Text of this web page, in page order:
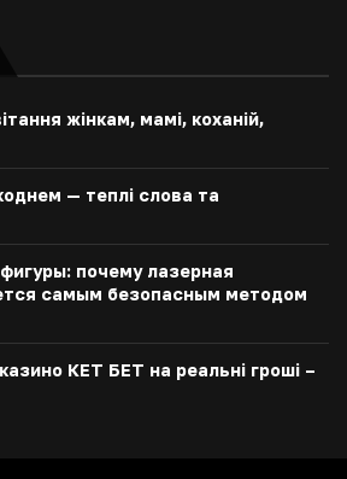
жінкам, мамі, коханій,
— теплі слова та
почему лазерная
самым безопасным методом
КЕТ БЕТ на реальні гроші –